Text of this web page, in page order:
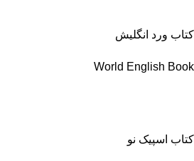
کتاب ورد انگلیش
World English Book
کتاب اسپیک نو